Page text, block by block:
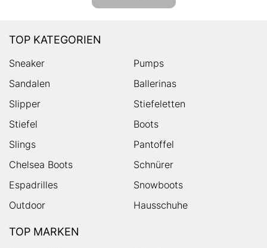
TOP KATEGORIEN
Sneaker
Pumps
Sandalen
Ballerinas
Slipper
Stiefeletten
Stiefel
Boots
Slings
Pantoffel
Chelsea Boots
Schnürer
Espadrilles
Snowboots
Outdoor
Hausschuhe
TOP MARKEN